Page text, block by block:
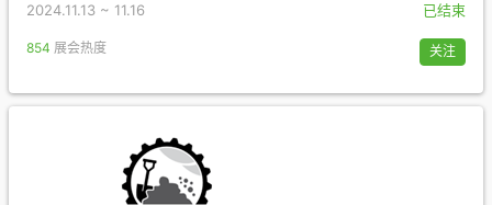
2024.11.13 ~ 11.16 已结束
854 展会热度 关注